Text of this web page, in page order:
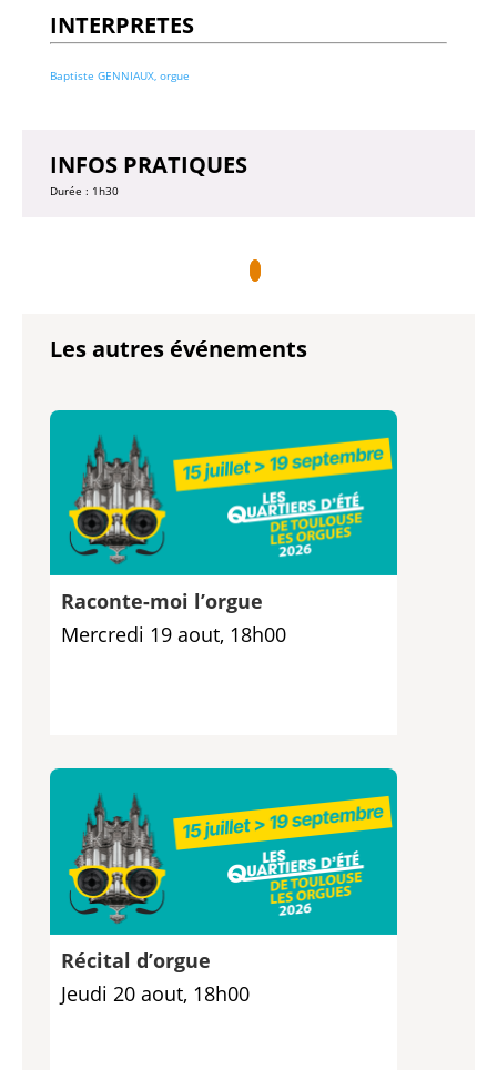
INTERPRETES
Baptiste GENNIAUX, orgue
INFOS PRATIQUES
Durée : 1h30
Les autres événements
Raconte-moi l’orgue
Mercredi 19 aout, 18h00
Récital d’orgue
Jeudi 20 aout, 18h00